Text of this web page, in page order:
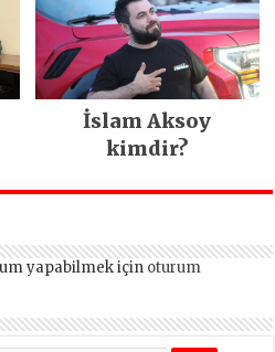
İslam Aksoy
kimdir?
yapabilmek için oturum